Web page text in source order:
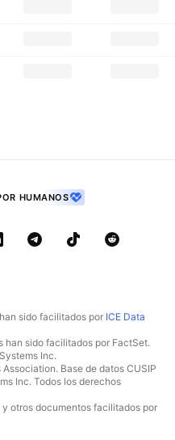
HUMANOS
sido facilitados por ICE Data
han sido facilitados por FactSet.
Inc.
Base de datos CUSIP
Inc. Todos los derechos
otros documentos facilitados por